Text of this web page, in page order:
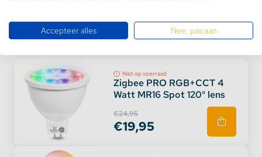
inbegrepen)
Controle Afstand: 30m
Modulatie Methode: GFSK
Afmetingen: 80x80x19mm
Gerelateerde producten
Niet op voorraad
Zigbee PRO RGB+CCT 4
Watt MR16 Spot 120° lens
€24,95
€19,95
Accepteer alles Nee, pas aan